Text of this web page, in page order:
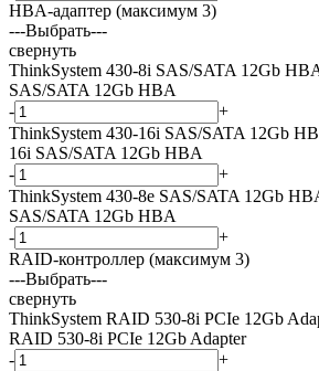
HBA-адаптер (максимум 3)
---Выбрать---
свернуть
ThinkSystem 430-8i SAS/SATA 12Gb
SAS/SATA 12Gb HBA
-
+
ThinkSystem 430-16i SAS/SATA 12Gb
16i SAS/SATA 12Gb HBA
-
+
ThinkSystem 430-8e SAS/SATA 12Gb
SAS/SATA 12Gb HBA
-
+
RAID-контроллер (максимум 3)
---Выбрать---
свернуть
ThinkSystem RAID 530-8i PCIe 12Gb
RAID 530-8i PCIe 12Gb Adapter
-
+